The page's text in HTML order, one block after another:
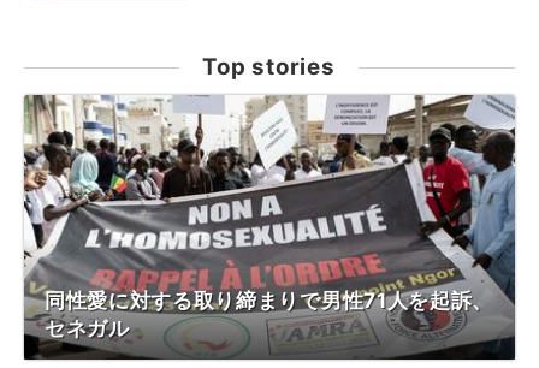
Top stories
同性愛に対する取り締まりで男性71人を起訴、
セネガル